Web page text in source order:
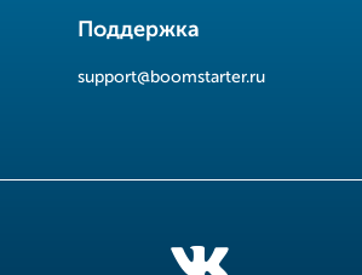
Поддержка
support@boomstarter.ru